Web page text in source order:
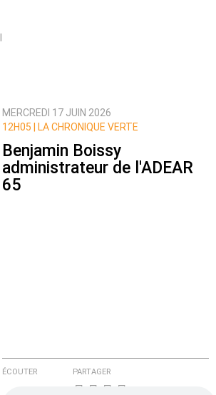
MERCREDI 17 JUIN 2026
12H05 |
LA CHRONIQUE VERTE
Benjamin Boissy
administrateur de l'ADEAR
65
ÉCOUTER PARTAGER